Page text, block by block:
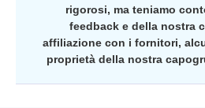
rigorosi, ma teniamo
feedback e della nostra
affiliazione con i fornitori,
proprietà della nostra